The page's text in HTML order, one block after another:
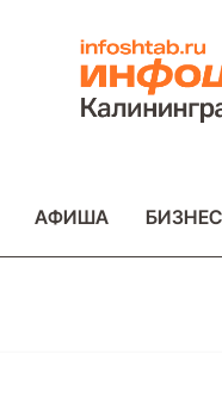
АФИША